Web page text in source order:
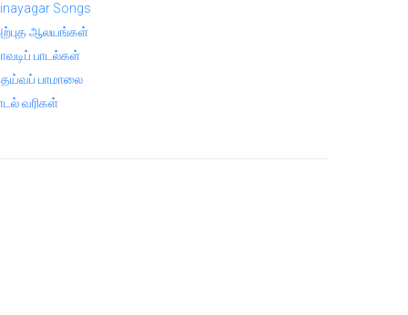
Songs
ஆலயங்கள்
பாடல்கள்
பாமாலை
வரிகள்